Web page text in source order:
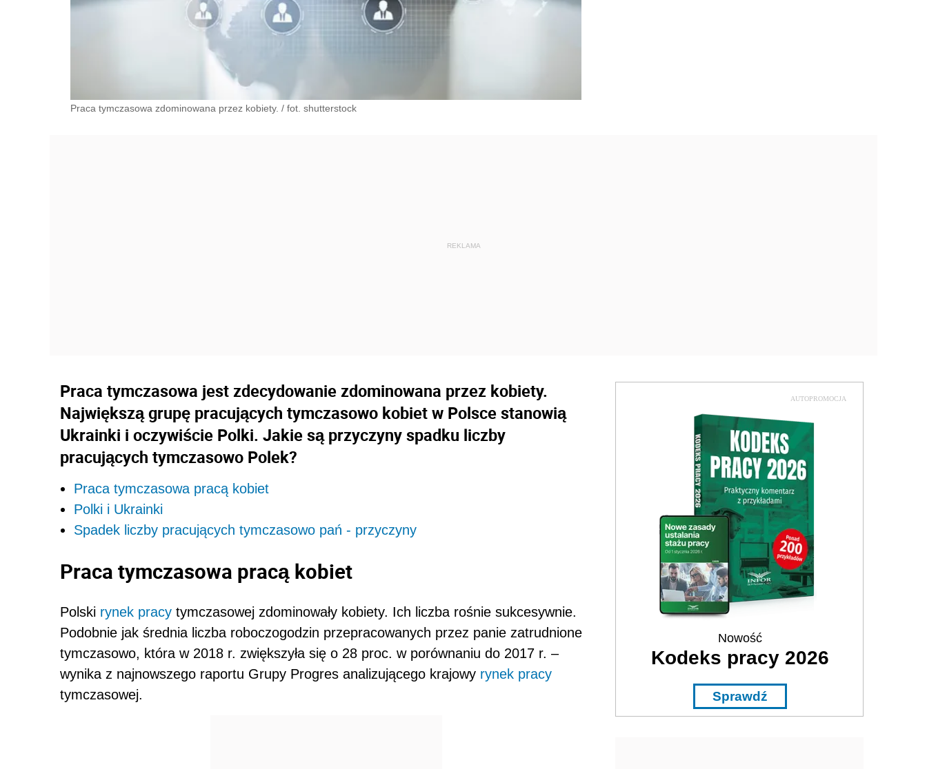
Praca tymczasowa zdominowana przez kobiety. / fot. shutterstock
Praca tymczasowa jest zdecydowanie zdominowana przez kobiety.
Największą grupę pracujących tymczasowo kobiet w Polsce stanowią
Ukrainki i oczywiście Polki. Jakie są przyczyny spadku liczby
pracujących tymczasowo Polek?
Praca tymczasowa pracą kobiet
Polki i Ukrainki
Spadek liczby pracujących tymczasowo pań - przyczyny
Praca tymczasowa pracą kobiet
Polski rynek pracy tymczasowej zdominowały kobiety. Ich liczba rośnie sukcesywnie.
Podobnie jak średnia liczba roboczogodzin przepracowanych przez panie zatrudnione
tymczasowo, która w 2018 r. zwiększyła się o 28 proc. w porównaniu do 2017 r. –
wynika z najnowszego raportu Grupy Progres analizującego krajowy rynek pracy
tymczasowej.
AUTOPROMOCJA
Nowość
Kodeks pracy 2026
Sprawdź